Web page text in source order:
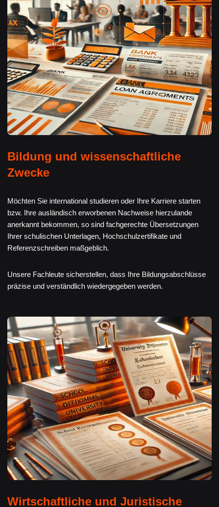
Bildung und wissenschaftliche
Zwecke
Möchten Sie international studieren oder Ihre Karriere starten
bzw. Ihre ausländisch erworbenen Nachweise hierzulande
anerkannt bekommen, so sind fachgerechte Übersetzungen
Ihrer schulischen Unterlagen, Hochschulzertifikate und
Referenzschreiben maßgeblich.
Unsere Fachleute sicherstellen, dass Ihre Bildungsabschlüsse
präzise und verständlich wiedergegeben werden.
Wirtschaftliche und Juristische